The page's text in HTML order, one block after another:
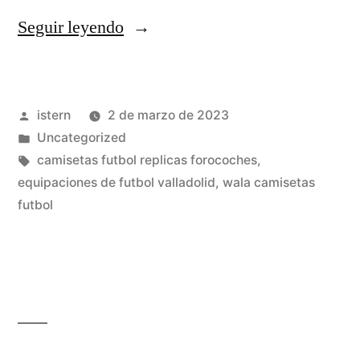
Seguir leyendo«equipaciones
Publicado
por
istern
2 de marzo de 2023
Publicado
en
Uncategorized
Etiquetas:
camisetas futbol replicas forocoches,
equipaciones de futbol valladolid, wala camisetas
futbol